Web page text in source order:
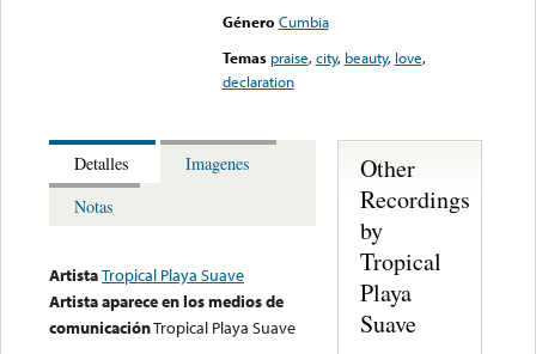
Género Cumbia
Temas praise,city, beauty, love,
declaration
Detalles
Imagenes
Notas
ArtistaTropical Playa Suave
Artista aparece en los medios de
comunicaciónTropical Playa Suave
Other
Recordings
by
Tropical
Playa
Suave